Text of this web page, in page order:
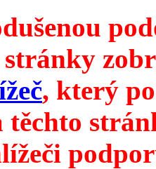
, který